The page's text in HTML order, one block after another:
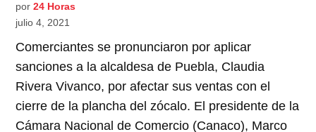
por 24 Horas
julio 4, 2021
Comerciantes se pronunciaron por aplicar
sanciones a la alcaldesa de Puebla, Claudia
Rivera Vivanco, por afectar sus ventas con el
cierre de la plancha del zócalo. El presidente de la
Cámara Nacional de Comercio (Canaco), Marco